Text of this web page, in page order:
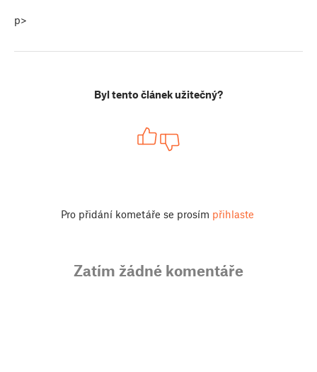
p>
Byl tento článek užitečný?
Pro přidání kometáře se prosím přihlaste
Zatím žádné komentáře